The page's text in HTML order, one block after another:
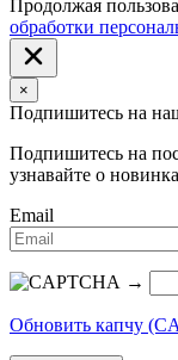
Продолжая
обработки
×
Подпишитесь на
Подпишитесь на
узнавайте о
Email
→
Обновить капчу